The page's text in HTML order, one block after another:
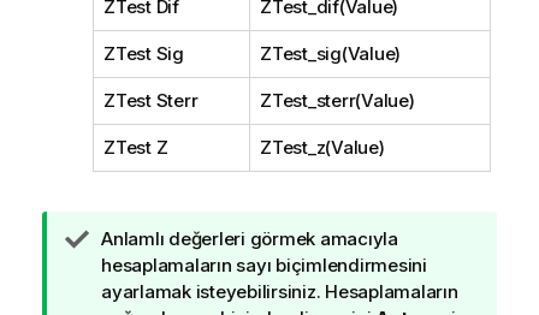
ZTest Dif ZTest_dif(Value)
ZTest Sig ZTest_sig(Value)
ZTest Sterr ZTest_sterr(Value)
ZTest Z ZTest_z(Value)
İ
p
u
Anlamlı değerleri görmek amacıyla
hesaplamaların sayı biçimlendirmesini
ayarlamak isteyebilirsiniz. Hesaplamaların